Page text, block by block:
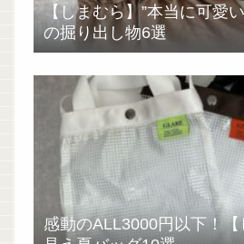
【しまむら】”本当に可愛
の掘り出し物6選
感動のALL3000円以下！